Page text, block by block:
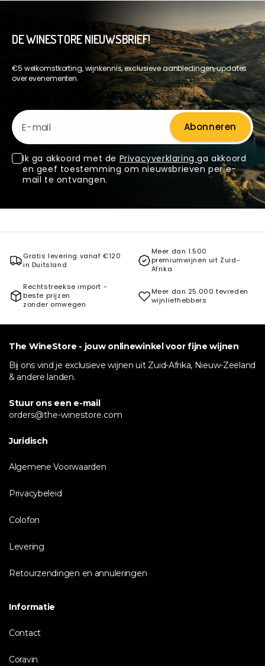
DE WINESTORE NIEUWSBRIEF!
€5 welkomstkorting, wijnkennis, exclusieve aanbiedingen, updates
over evenementen.
E-mail
Abonneren
Ik ga akkoord met de Privacyverklaringga akkoord
en geef toestemming om nieuwsbrieven per e-
mail te ontvangen.
Gratis levering vanaf €120
in Duitsland
Meer dan 1.500
premiumwijnen uit Zuid-
Afrika
Rechtstreekse import -
beste prijzen
zonder omwegen
Meer dan 25.000 tevreden
wijnliefhebbers
The WineStore - jouw onlinewinkel voor fijne wijnen
Bij ons vind je exclusieve wijnen uit Zuid-Afrika, Nieuw-Zeeland
& andere landen.
Stuur ons een e-mail
orders@the-winestore.com
Juridisch
Algemene Voorwaarden
Privacybeleid
Colofon
Levering
Retourzendingen en annuleringen
Informatie
Contact
Coravin